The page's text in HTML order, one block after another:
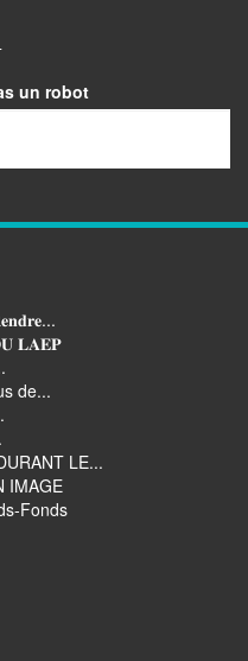
un robot
𝐋𝐀𝐄𝐏
de...
LE...
IMAGE
Fonds